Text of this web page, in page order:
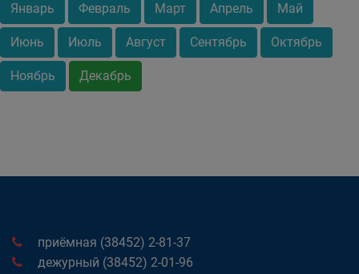
Январь Февраль Март Апрель Май
Июнь Июль Август Сентябрь Октябрь
Ноябрь Декабрь
приёмная (38452) 2-81-37
дежурный (38452) 2-01-96